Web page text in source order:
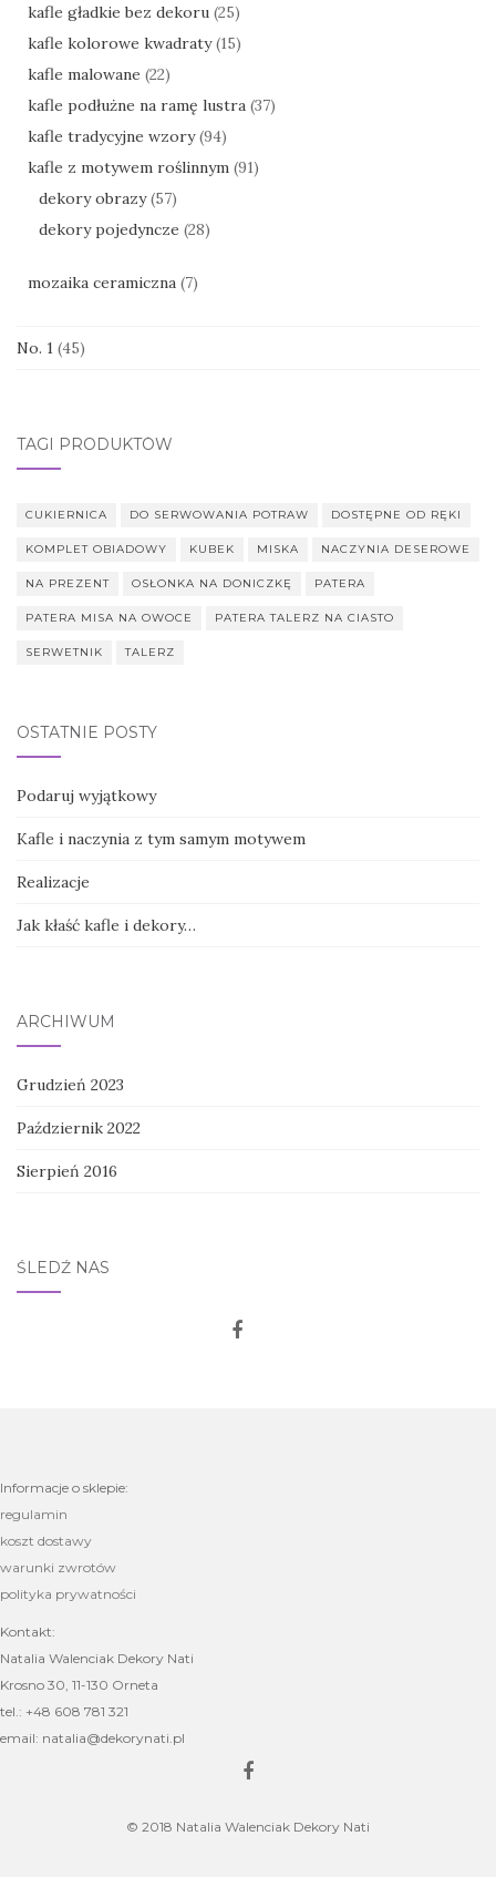
kafle gładkie bez dekoru (25)
kafle kolorowe kwadraty (15)
kafle malowane (22)
kafle podłużne na ramę lustra (37)
kafle tradycyjne wzory (94)
kafle z motywem roślinnym (91)
dekory obrazy (57)
dekory pojedyncze (28)
mozaika ceramiczna (7)
No. 1 (45)
TAGI PRODUKTÓW
CUKIERNICA DO SERWOWANIA POTRAW DOSTĘPNE OD RĘKI
KOMPLET OBIADOWY KUBEK MISKA NACZYNIA DESEROWE
NA PREZENT OSŁONKA NA DONICZKĘ PATERA
PATERA MISA NA OWOCE PATERA TALERZ NA CIASTO
SERWETNIK TALERZ
OSTATNIE POSTY
Podaruj wyjątkowy
Kafle i naczynia z tym samym motywem
Realizacje
Jak kłaść kafle i dekory…
ARCHIWUM
Grudzień 2023
Październik 2022
Sierpień 2016
ŚLEDŹ NAS
Informacje o sklepie:
regulamin
koszt dostawy
warunki zwrotów
polityka prywatności
Kontakt:
Natalia Walenciak Dekory Nati
Krosno 30, 11-130 Orneta
tel.: +48 608 781 321
email: natalia@dekorynati.pl
© 2018 Natalia Walenciak Dekory Nati